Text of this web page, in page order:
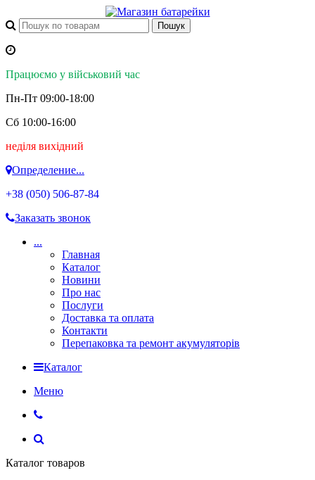
Працюємо у військовий час
Пн-Пт 09:00-18:00
Сб 10:00-16:00
неділя вихідний
Определение...
+38 (050) 506-87-84
Заказать звонок
...
Главная
Каталог
Новини
Про нас
Послуги
Доставка та оплата
Контакти
Перепаковка та ремонт акумуляторів
Каталог
Меню
Каталог товаров